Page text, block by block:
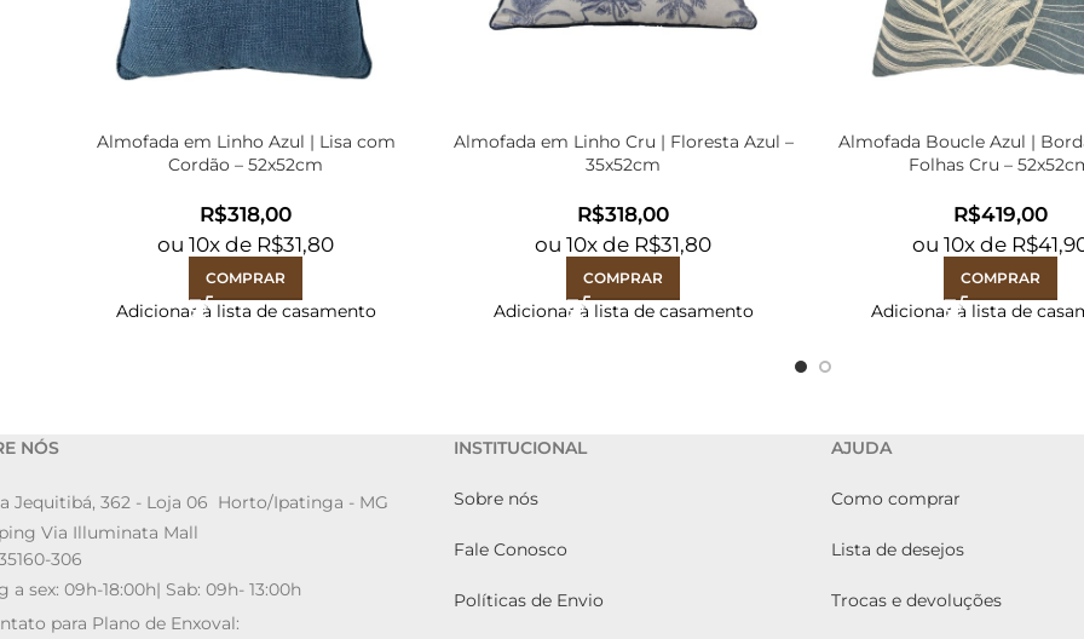
Almofada em Linho Azul | Lisa com
Cordão – 52x52cm
R$
ou10x de R$31,80
COMPRAR
Adicionar à lista de casamento
Almofada em Linho Cru | Floresta Azul –
35x52cm
R$
ou10x de R$31,80
COMPRAR
Adicionar à lista de casamento
Almofada Boucle Azul |
Folhas Cru –
R$
ou10x de R$
COMPRAR
Adicionar à lista de
NÓS
Jequitibá, 362 - Loja 06 Horto/Ipatinga - MG
Via Illuminata Mall
306
a sex: 09h-18:00h| Sab: 09h- 13:00h
para Plano de Enxoval:
INSTITUCIONAL
Sobre nós
Fale Conosco
Políticas de Envio
AJUDA
Como comprar
Lista de desejos
Trocas e devoluções